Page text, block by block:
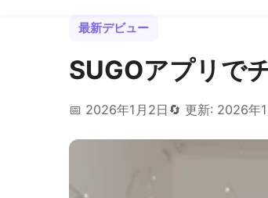
最新デビュー
SUGOアプリで
📅 2026年1月2日 🔄 更新: 2026年